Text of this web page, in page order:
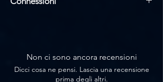
Progettazione di circuiti
visualizzazione del picco/RMS
Display da 2" con manopola rotante
2 interfacce AVB: RJ45
Ingresso e uscita MADI: BNC coassiale
(disponibile modulo ottico SFP
Non ci sono ancora recensioni
Dicci cosa ne pensi. Lascia una recensione
prima degli altri.